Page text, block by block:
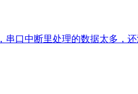
串口中断里处理的数据太多，